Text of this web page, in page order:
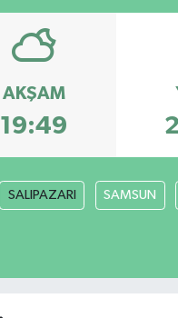
AKŞAM
19:49
SALIPAZARI SAMSUN